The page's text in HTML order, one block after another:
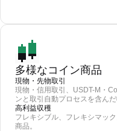
多様なコイン商品
現物・先物取引
現物・信用取引、USDT-M・
ンと取引自動プロセスを含んだ
高利益収穫
フレキシブル、フレキシマッ
商品。